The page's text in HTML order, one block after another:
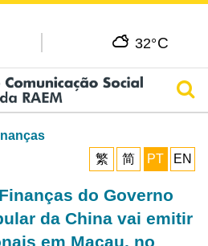
32°C
繁
简 PT EN
do Governo
da China vai emitir
em Macau, no